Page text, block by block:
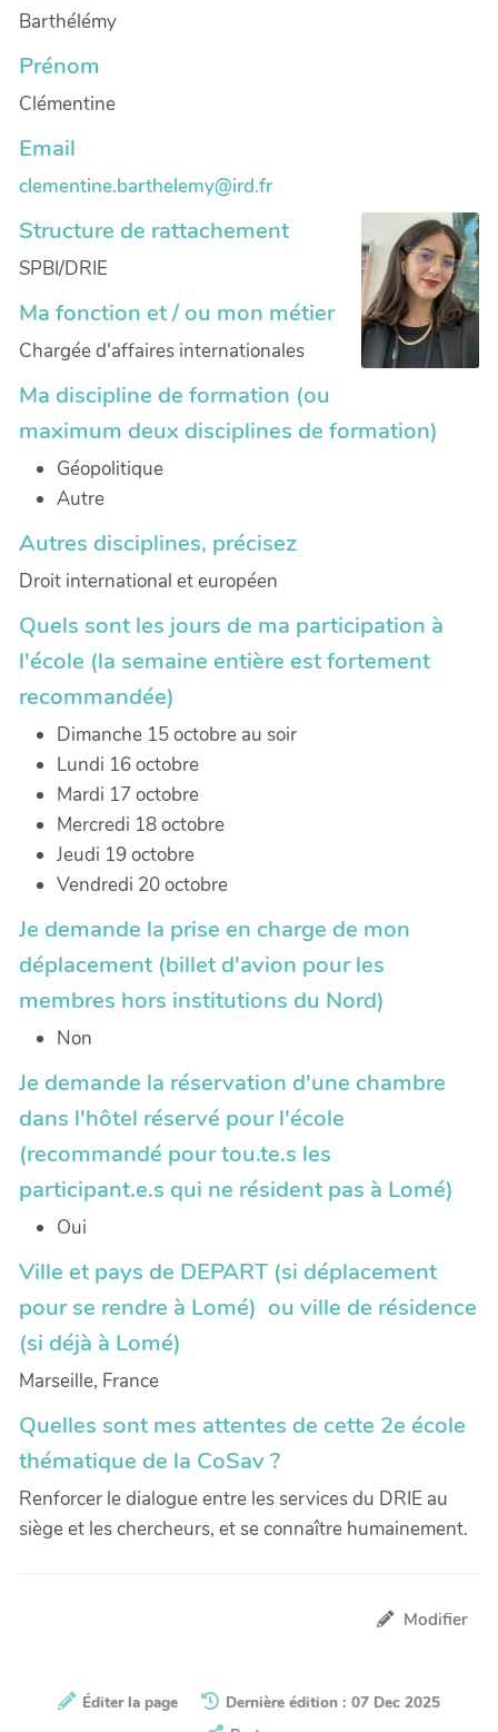
Barthélémy
Prénom
Clémentine
Email
clementine.barthelemy@ird.fr
Structure de rattachement
SPBI/DRIE
Ma fonction et / ou mon métier
Chargée d'affaires internationales
Ma discipline de formation (ou
maximum deux disciplines de formation)
Géopolitique
Autre
Autres disciplines, précisez
Droit international et européen
Quels sont les jours de ma participation à
l'école (la semaine entière est fortement
recommandée)
Dimanche 15 octobre au soir
Lundi 16 octobre
Mardi 17 octobre
Mercredi 18 octobre
Jeudi 19 octobre
Vendredi 20 octobre
Je demande la prise en charge de mon
déplacement (billet d'avion pour les
membres hors institutions du Nord)
Non
Je demande la réservation d'une chambre
dans l'hôtel réservé pour l'école
(recommandé pour tou.te.s les
participant.e.s qui ne résident pas à Lomé)
Oui
Ville et pays de DEPART (si déplacement
pour se rendre à Lomé) ou ville de résidence
(si déjà à Lomé)
Marseille, France
Quelles sont mes attentes de cette 2e école
thématique de la CoSav ?
Renforcer le dialogue entre les services du DRIE au
siège et les chercheurs, et se connaître humainement.
Modifier
Éditer la page
Dernière édition : 07 Dec 2025